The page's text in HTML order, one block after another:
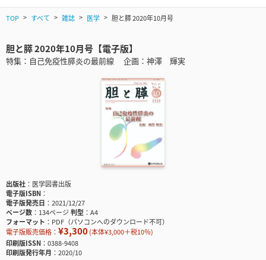
TOP すべて 雑誌 医学 胆と膵 2020年10月号
胆と膵 2020年10月号【電子版】
特集：自己免疫性膵炎の最前線 企画：神澤 輝実
出版社
医学図書出版
電子版ISBN
電子版発売日
2021/12/27
ページ数
134ページ判型
A4
フォーマット
PDF（パソコンへのダウンロード不可）
電子版販売価格： ¥3,300(本体¥3,000＋税10％)
印刷版ISSN
0388-9408
印刷版発行年月
2020/10